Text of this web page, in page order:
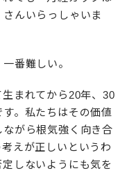
んいらっしゃいま
番難しい。
まれてから20年、30
。私たちはその価値
がら根気強く向き合
えが正しいというわ
しないようにも気を